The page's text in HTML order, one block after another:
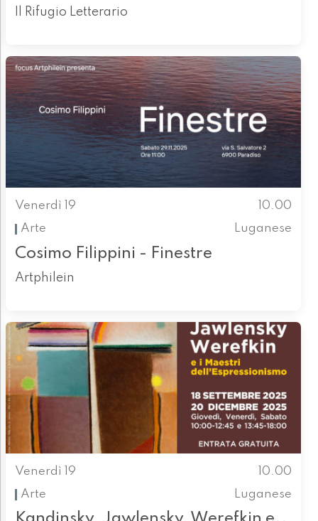
Il Rifugio Letterario
Venerdì 19
10.00
Arte
Luganese
Cosimo Filippini - Finestre
Artphilein
Venerdì 19
10.00
Arte
Luganese